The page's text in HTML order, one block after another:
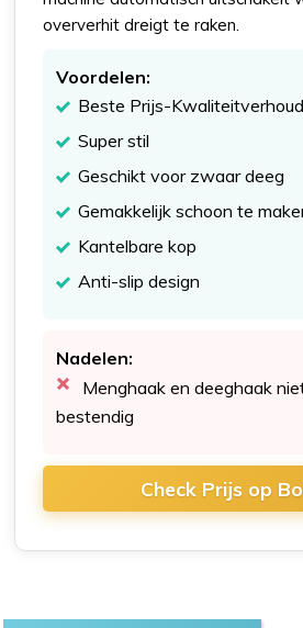
oververhit dreigt te raken.
Voordelen:
Beste Prijs-
Super stil
​Geschikt voor zwaar deeg​
Gemakkelijk schoon te
Kantelbare kop​
Anti-slip design​
Nadelen:
Menghaak en deeghaak
bestendig
Check Prijs op